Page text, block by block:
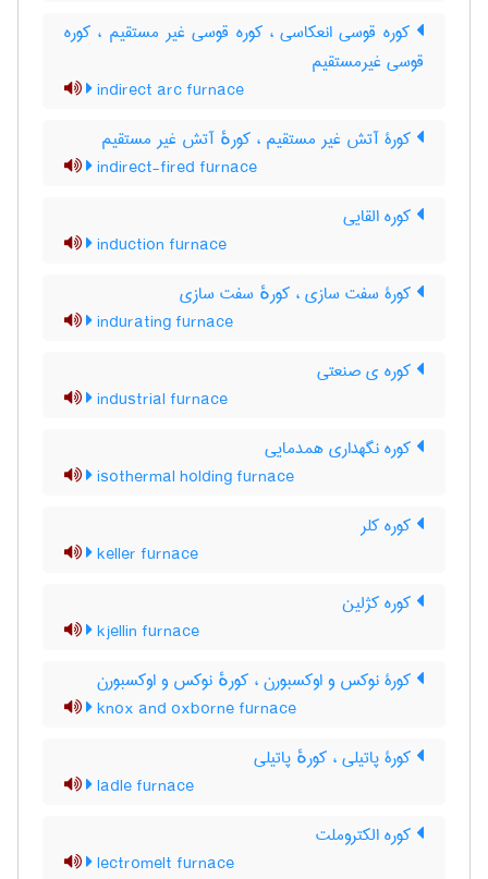
کوره قوسی انعکاسی ، کوره قوسی غیر مستقیم ، کوره
قوسی غیرمستقیم
indirect arc furnace
کورۀ آتش غیر مستقیم ، کورهٔ آتش غیر مستقیم
indirect-fired furnace
کوره القایی
induction furnace
کورۀ سفت سازی ، کورهٔ سفت سازی
indurating furnace
کوره ی صنعتی
industrial furnace
کوره نگهداری همدمایی
isothermal holding furnace
کوره کلر
keller furnace
کوره کژلین
kjellin furnace
کورۀ نوکس و اوکسبورن ، کورهٔ نوکس و اوکسبورن
knox and oxborne furnace
کورۀ پاتیلی ، کورهٔ پاتیلی
ladle furnace
کوره الکتروملت
lectromelt furnace